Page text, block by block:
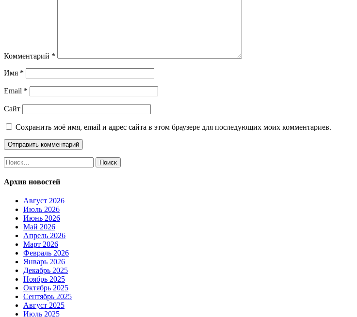
Комментарий *
Имя *
Email *
Сайт
Сохранить моё имя, email и адрес сайта в этом браузере для последующих моих комментариев.
Найти:
Архив новостей
Август 2026
Июль 2026
Июнь 2026
Май 2026
Апрель 2026
Март 2026
Февраль 2026
Январь 2026
Декабрь 2025
Ноябрь 2025
Октябрь 2025
Сентябрь 2025
Август 2025
Июль 2025